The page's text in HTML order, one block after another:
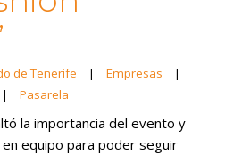
de Tenerife | Empresas
|
| Pasarela
la importancia del evento y
equipo para poder seguir